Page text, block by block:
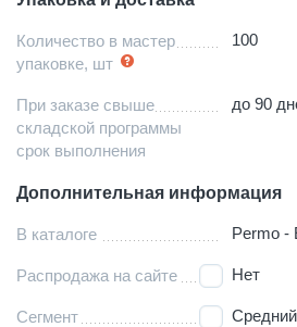
Количество в мастер
упаковке, шт
100
При заказе свыше
складской программы
срок выполнения
до 90
Дополнительная информация
В каталоге Permo -
Распродажа на сайте Нет
Сегмент Средний